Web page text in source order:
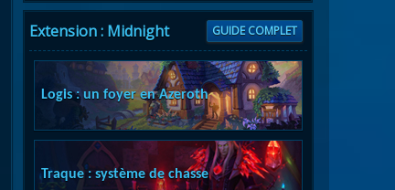
Extension : Midnight GUIDE COMPLET
Logis : un foyer en Azeroth
Traque : système de chasse